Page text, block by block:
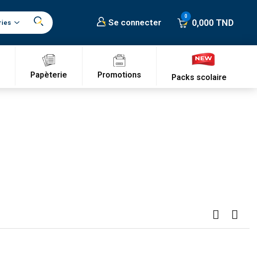
Se connecter 0,000 TND
Papèterie Promotions Packs scolaire